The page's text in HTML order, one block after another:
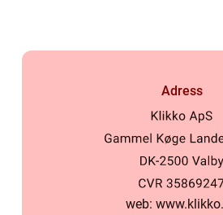
Adress
web: